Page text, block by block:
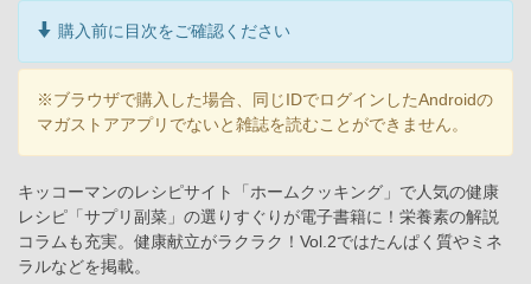
購入前に目次をご確認ください
※ブラウザで購入した場合、同じIDでログインしたAndroidの
マガストアアプリでないと雑誌を読むことができません。
キッコーマンのレシピサイト「ホームクッキング」で人気の健康
レシピ「サプリ副菜」の選りすぐりが電子書籍に！栄養素の解説
コラムも充実。健康献立がラクラク！Vol.2ではたんぱく質やミネ
ラルなどを掲載。